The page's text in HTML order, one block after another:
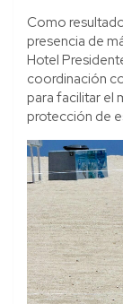
Como
presencia de
Hotel
coordinación
para facilitar el
protección de